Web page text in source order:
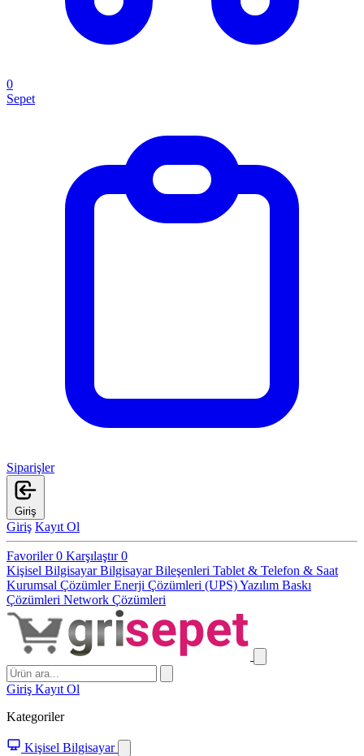
0
Sepet
Siparişler
Giriş
Giriş Kayıt Ol
Favoriler0 Karşılaştır0
Kişisel BilgisayarBilgisayar Bileşenleri Tablet & Telefon & Saat
Kurumsal ÇözümlerEnerji Çözümleri (UPS)Yazılım Baskı
Çözümleri Network Çözümleri
Giriş Kayıt Ol
Kategoriler
Kişisel Bilgisayar